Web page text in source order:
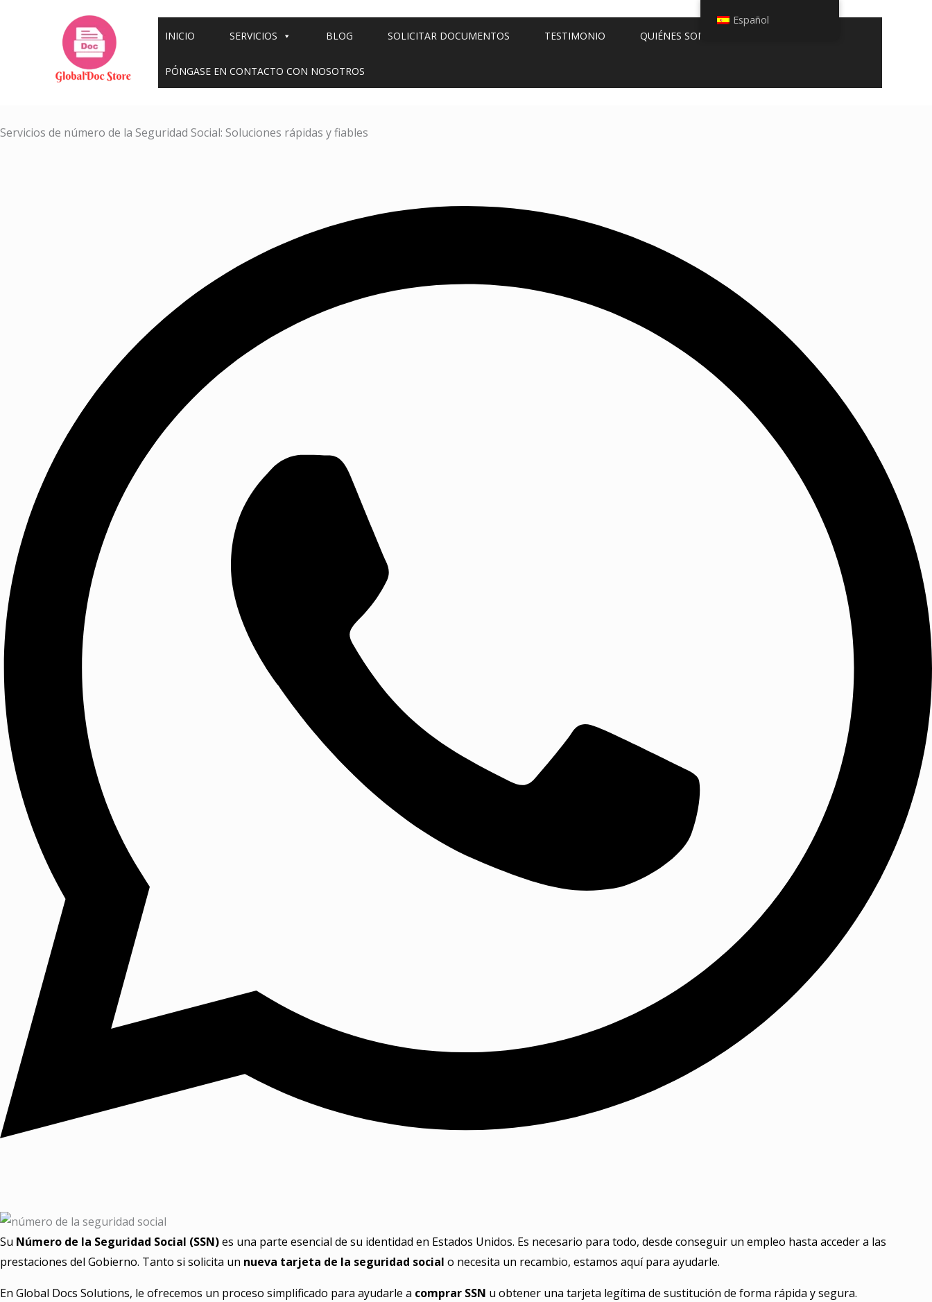
INICIO SERVICIOS BLOG SOLICITAR DOCUMENTOS TESTIMONIO QUIÉNES SOMOS
PÓNGASE EN CONTACTO CON NOSOTROS
Servicios de número de la Seguridad Social: Soluciones rápidas y fiables
Su Número de la Seguridad Social (SSN)es una parte esencial de su identidad en Estados Unidos. Es necesario para todo, desde conseguir un empleo hasta acceder a las
prestaciones del Gobierno. Tanto si solicita un nueva tarjeta de la seguridad social o necesita un recambio, estamos aquí para ayudarle.
En Global Docs Solutions, le ofrecemos un proceso simplificado para ayudarle a comprar SSN u obtener una tarjeta legítima de sustitución de forma rápida y segura.
Español